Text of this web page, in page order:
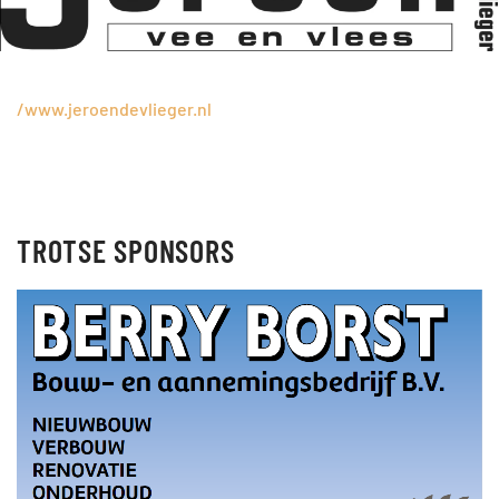
/www.jeroendevlieger.nl
TROTSE SPONSORS